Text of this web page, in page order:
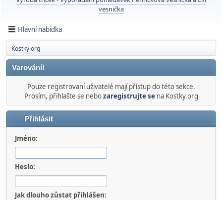
vesnička
Hlavní nabídka
Kostky.org
Varování!
Pouze registrovaní uživatelé mají přístup do této sekce.
Prosím, přihlašte se nebozaregistrujte sena Kostky.org
Přihlásit
Jméno:
Heslo:
Jak dlouho zůstat přihlášen: